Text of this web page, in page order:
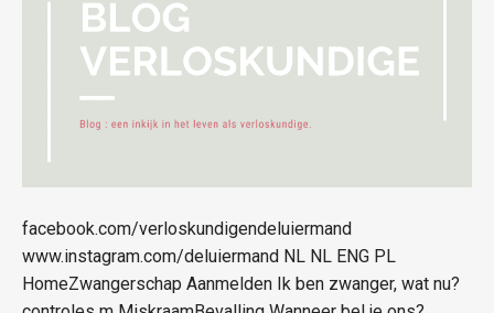
facebook.com/verloskundigendeluiermand
www.instagram.com/deluiermand NL NL ENG PL
HomeZwangerschap Aanmelden Ik ben zwanger, wat nu?